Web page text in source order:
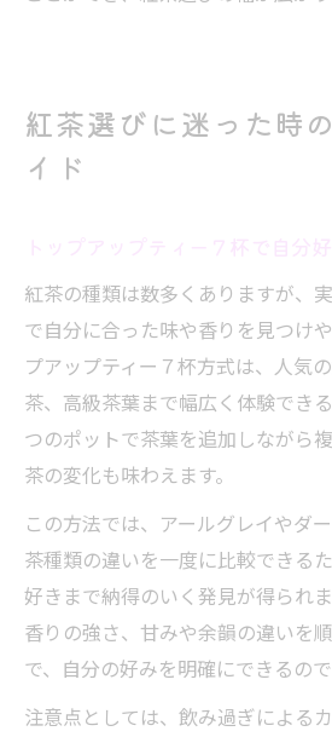
紅茶選びに迷った時
イド
紅茶の種類は数多くありますが、
で自分に合った味や香りを見つけ
プアップティー７杯方式は、人気
茶、高級茶葉まで幅広く体験でき
つのポットで茶葉を追加しながら
茶の変化も味わえます。
この方法では、アールグレイやダ
茶種類の違いを一度に比較できる
好きまで納得のいく発見が得られ
香りの強さ、甘みや余韻の違いを
で、自分の好みを明確にできるので
注意点としては、飲み過ぎによる